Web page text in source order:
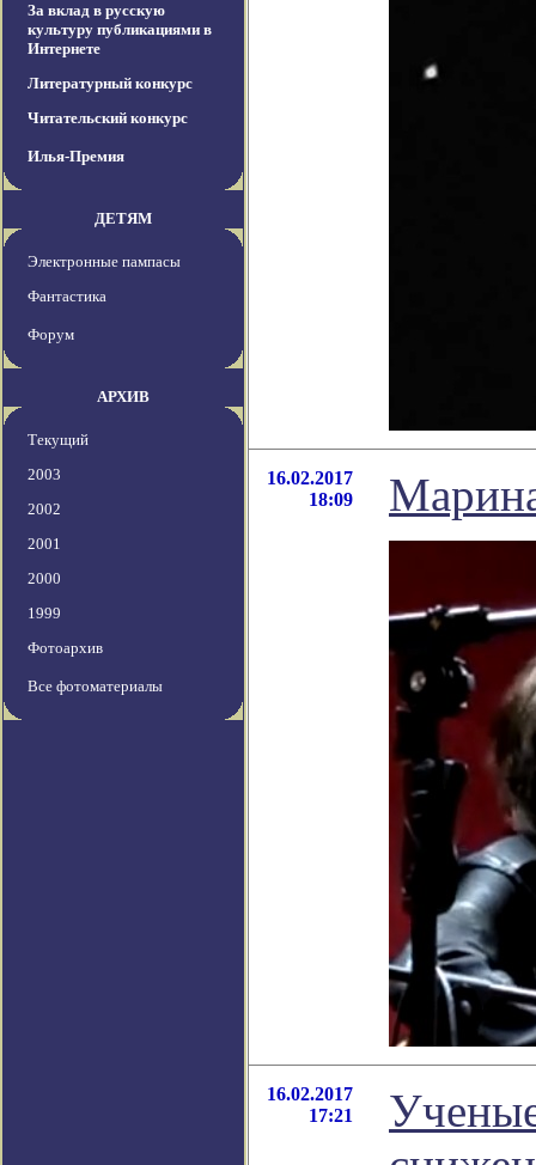
За вклад в русскую
культуру публикациями в
Интернете
Литературный конкурс
Читательский конкурс
Илья-Премия
ДЕТЯМ
Электронные пампасы
Фантастика
Форум
АРХИВ
Текущий
2003
2002
2001
2000
1999
Фотоархив
Все фотоматериалы
16.02.2017
18:09
16.02.2017
17:21